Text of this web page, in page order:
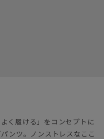
く履ける」をコンセプトに
ンツ。ノンストレスなここ